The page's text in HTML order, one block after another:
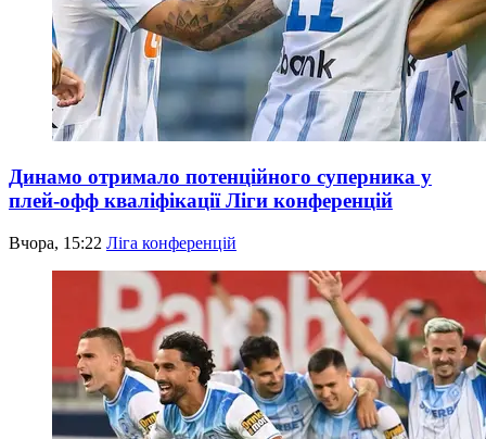
Динамо отримало потенційного суперника у
плей-офф кваліфікації Ліги конференцій
Вчора, 15:22 Ліга конференцій